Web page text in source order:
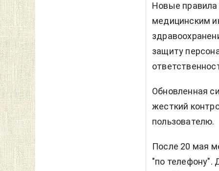
Новые правила
медицинским
защиту
Обновленная
жесткий
пользователю.
После 20 мая
"по телефону".